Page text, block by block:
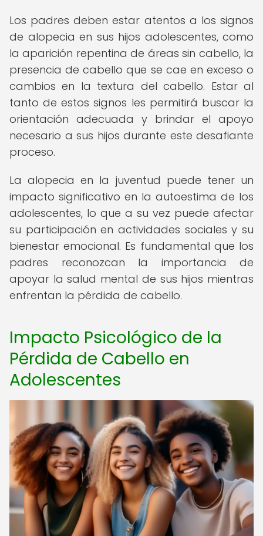
Los padres deben estar atentos a los signos
de alopecia en sus hijos adolescentes, como
la aparición repentina de áreas sin cabello, la
presencia de cabello que se cae en exceso o
cambios en la textura del cabello. Estar al
tanto de estos signos les permitirá buscar la
orientación adecuada y brindar el apoyo
necesario a sus hijos durante este desafiante
proceso.
La alopecia en la juventud puede tener un
impacto significativo en la autoestima de los
adolescentes, lo que a su vez puede afectar
su participación en actividades sociales y su
bienestar emocional. Es fundamental que los
padres reconozcan la importancia de
apoyar la salud mental de sus hijos mientras
enfrentan la pérdida de cabello.
Impacto Psicológico de la
Pérdida de Cabello en
Adolescentes